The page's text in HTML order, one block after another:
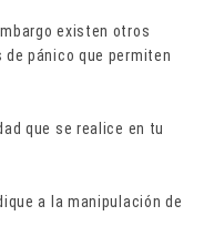
existen otros
pánico que permiten
que se realice en tu
a la manipulación de